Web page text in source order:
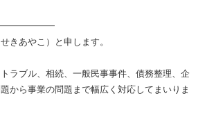
きあやこ）と申します。
ラブル、相続、一般民事事件、債務整理、企
から事業の問題まで幅広く対応してまいりま